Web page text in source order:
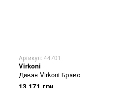
Артикул: 44701
Virkoni
Диван Virkoni Браво
13 171 грн